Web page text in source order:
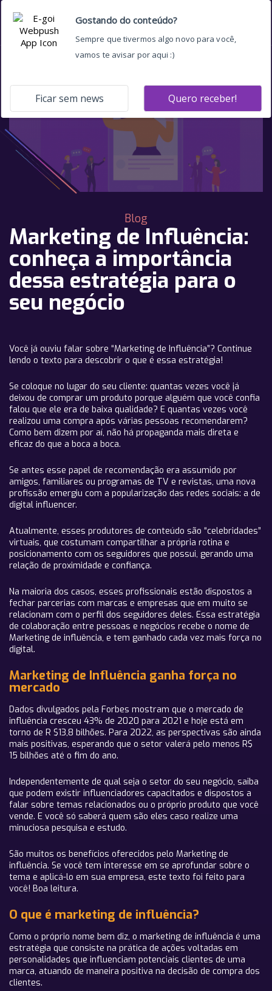
Blog
Marketing de Influência:
conheça a importância
dessa estratégia para o
seu negócio
Você já ouviu falar sobre “Marketing de Influência”? Continue
lendo o texto para descobrir o que é essa estratégia!
Se coloque no lugar do seu cliente: quantas vezes você já
deixou de comprar um produto porque alguém que você confia
falou que ele era de baixa qualidade? E quantas vezes você
realizou uma compra após várias pessoas recomendarem?
Como bem dizem por aí, não há propaganda mais direta e
eficaz do que a boca a boca.
Se antes esse papel de recomendação era assumido por
amigos, familiares ou programas de TV e revistas, uma nova
profissão emergiu com a popularização das redes sociais: a de
digital influencer.
Atualmente, esses produtores de conteúdo são “celebridades”
virtuais, que costumam compartilhar a própria rotina e
posicionamento com os seguidores que possui, gerando uma
relação de proximidade e confiança.
Na maioria dos casos, esses profissionais estão dispostos a
fechar parcerias com marcas e empresas que em muito se
relacionam com o perfil dos seguidores deles. Essa estratégia
de colaboração entre pessoas e negócios recebe o nome de
Marketing de influência, e tem ganhado cada vez mais força no
digital.
Marketing de Influência ganha força no
mercado
Dados divulgados pela Forbes mostram que o mercado de
influência cresceu 43% de 2020 para 2021 e hoje está em
torno de R $13,8 bilhões. Para 2022, as perspectivas são ainda
mais positivas, esperando que o setor valerá pelo menos R$
15 bilhões até o fim do ano.
Independentemente de qual seja o setor do seu negócio, saiba
que podem existir influenciadores capacitados e dispostos a
falar sobre temas relacionados ou o próprio produto que você
vende. E você só saberá quem são eles caso realize uma
minuciosa pesquisa e estudo.
São muitos os benefícios oferecidos pelo Marketing de
influência. Se você tem interesse em se aprofundar sobre o
tema e aplicá-lo em sua empresa, este texto foi feito para
você! Boa leitura.
O que é marketing de influência?
Como o próprio nome bem diz, o marketing de influência é uma
estratégia que consiste na prática de ações voltadas em
personalidades que influenciam potenciais clientes de uma
marca, atuando de maneira positiva na decisão de compra dos
clientes.